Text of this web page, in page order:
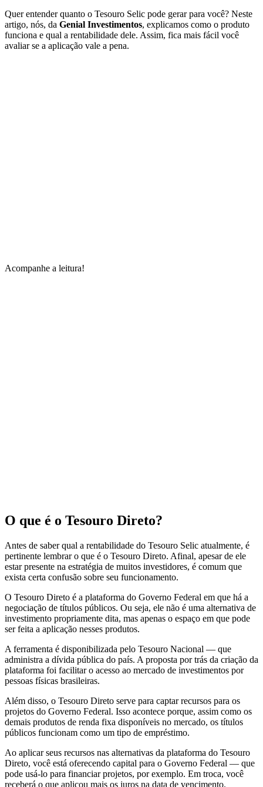
Quer entender quanto o Tesouro Selic pode gerar para você? Neste
artigo, nós, da Genial Investimentos, explicamos como o produto
funciona e qual a rentabilidade dele. Assim, fica mais fácil você
avaliar se a aplicação vale a pena.
Acompanhe a leitura!
O que é o Tesouro Direto?
Antes de saber qual a rentabilidade do Tesouro Selic atualmente, é
pertinente lembrar o que é o Tesouro Direto. Afinal, apesar de ele
estar presente na estratégia de muitos investidores, é comum que
exista certa confusão sobre seu funcionamento.
O Tesouro Direto é a plataforma do Governo Federal em que há a
negociação de títulos públicos. Ou seja, ele não é uma alternativa de
investimento propriamente dita, mas apenas o espaço em que pode
ser feita a aplicação nesses produtos.
A ferramenta é disponibilizada pelo Tesouro Nacional — que
administra a dívida pública do país. A proposta por trás da criação da
plataforma foi facilitar o acesso ao mercado de investimentos por
pessoas físicas brasileiras.
Além disso, o Tesouro Direto serve para captar recursos para os
projetos do Governo Federal. Isso acontece porque, assim como os
demais produtos de renda fixa disponíveis no mercado, os títulos
públicos funcionam como um tipo de empréstimo.
Ao aplicar seus recursos nas alternativas da plataforma do Tesouro
Direto, você está oferecendo capital para o Governo Federal — que
pode usá-lo para financiar projetos, por exemplo. Em troca, você
receberá o que aplicou mais os juros na data de vencimento.